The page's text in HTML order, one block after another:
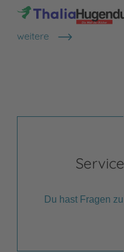
weitere
Shops anzeigen
Du hast Fragen